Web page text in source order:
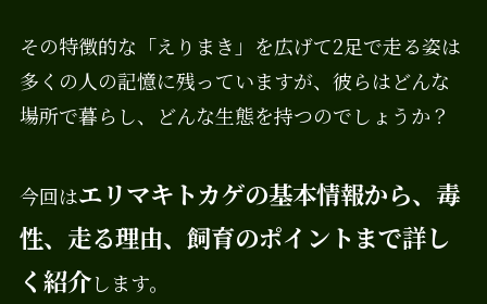
その特徴的な「えりまき」を広げて2足で走る姿は
多くの人の記憶に残っていますが、彼らはどんな
場所で暮らし、どんな生態を持つのでしょうか？
今回はエリマキトカゲの基本情報から、毒
性、走る理由、飼育のポイントまで詳し
く紹介します。